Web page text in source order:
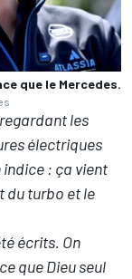
que le Mercedes.
les
électriques
indice : ça vient
du turbo et le
écrits. On
que Dieu seul